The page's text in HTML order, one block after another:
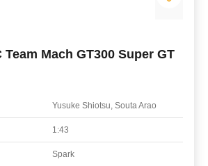
Team Mach GT300 Super GT
Yusuke Shiotsu, Souta Arao
1:43
Spark